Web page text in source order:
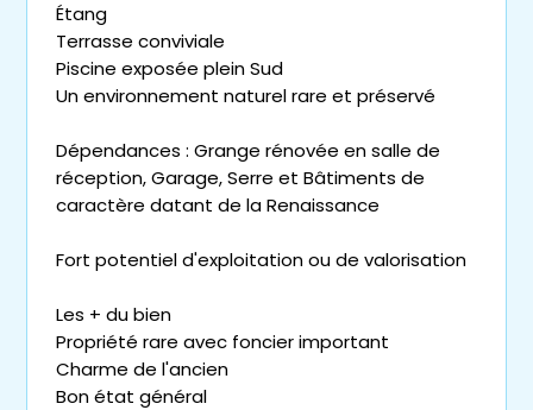
Étang
Terrasse conviviale
Piscine exposée plein Sud
Un environnement naturel rare et préservé
Dépendances : Grange rénovée en salle de
réception, Garage, Serre et Bâtiments de
caractère datant de la Renaissance
Fort potentiel d'exploitation ou de valorisation
Les + du bien
Propriété rare avec foncier important
Charme de l'ancien
Bon état général